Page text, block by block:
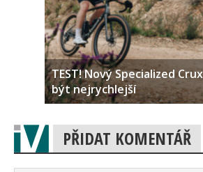
TEST! Nový Specialized
být nejrychlejší
PŘIDAT KOMENTÁŘ